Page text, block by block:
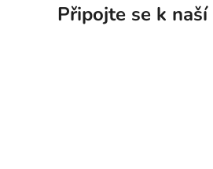
Připojte se k naší